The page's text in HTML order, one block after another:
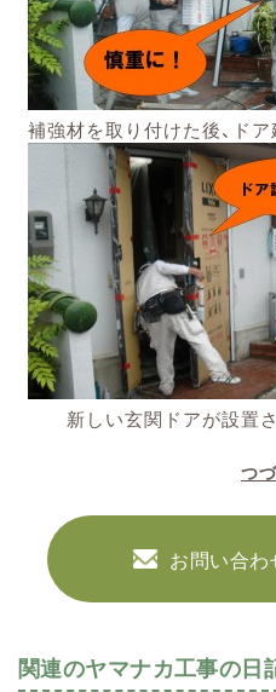
補強材を取り付けた後、ドア
新しい玄関ドアが設置さ
つ
お問い合わ
関連のヤマナカ工事の日